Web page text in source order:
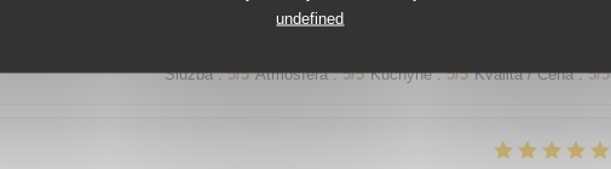
undefined
Služba: 5/5 Atmosféra: 5/5 Kuchyně: 5/5 Kvalita / Cena: 5/5